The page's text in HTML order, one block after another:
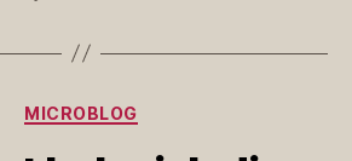
Kategorien
MICROBLOG